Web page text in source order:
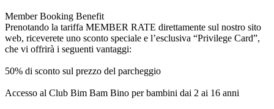
Member Booking Benefit
Prenotando la tariffa MEMBER RATE direttamente sul nostro sito
web, riceverete uno sconto speciale e l’esclusiva “Privilege Card”,
che vi offrirà i seguenti vantaggi:
50% di sconto sul prezzo del parcheggio
Accesso al Club Bim Bam Bino per bambini dai 2 ai 16 anni